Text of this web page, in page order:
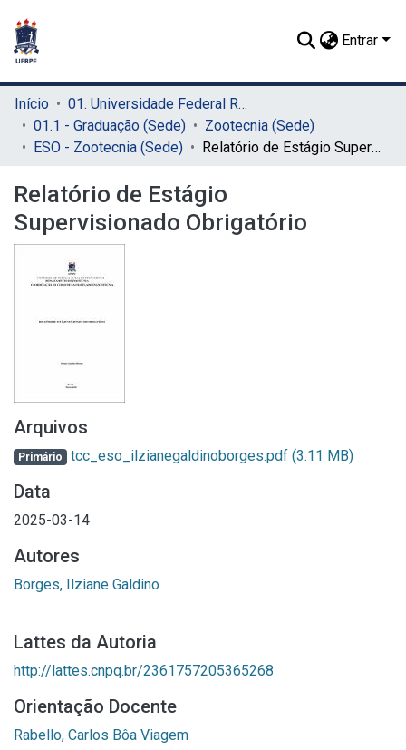
Entrar
Início
01. Universidade Federal Rural de Pernambuco - UFRPE (Sede)
01.1 - Graduação (Sede)
Zootecnia (Sede)
ESO - Zootecnia (Sede)
Relatório de Estágio Supervisionado Obrigatório
Relatório de Estágio
Supervisionado Obrigatório
Arquivos
Primário tcc_eso_ilzianegaldinoborges.pdf (3.11 MB)
Data
2025-03-14
Autores
Borges, Ilziane Galdino
Lattes da Autoria
http://lattes.cnpq.br/2361757205365268
Orientação Docente
Rabello, Carlos Bôa Viagem